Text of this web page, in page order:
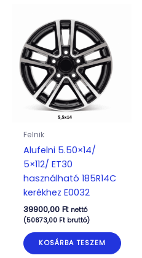
Felnik
Alufelni 5.50×14/
5×112/ ET30
használható 185R14C
kerékhez E0032
39900,00 Ft nettó
(50673,00 Ftbruttó)
KOSÁRBA TESZEM